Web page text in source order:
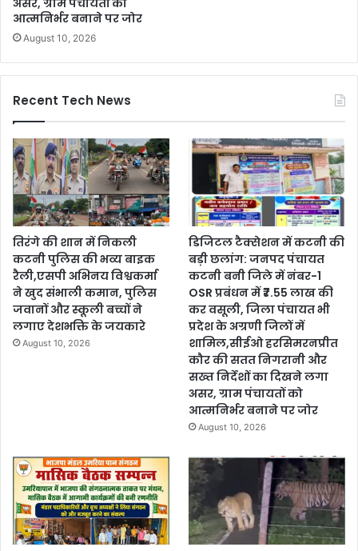
असर, ग्राम पंचायतों को
आत्मनिर्भर बनाने पर जोर
August 10, 2026
Recent Tech News
तिरंगे की शान में निकली
कटनी पुलिस की भव्य बाइक
रैली,एसपी अभिनय विश्वकर्मा
ने खुद संभाली कमान, पुलिस
जवानों और स्कूली बच्चों ने
लगाए देशभक्ति के जयकारे
August 10, 2026
डिजिटल टैक्सेशन में कटनी की
बड़ी छलांग: जनपद पंचायत
कटनी बनी जिले में नंबर-1
OSR प्रबंधन में ₹7.55 लाख की
कर वसूली, जिला पंचायत भी
प्रदेश के अग्रणी जिलों में
शामिल,सीईओ हरसिमरनप्रीत
कौर की सतत निगरानी और
सख्त निर्देशों का दिखने लगा
असर, ग्राम पंचायतों को
आत्मनिर्भर बनाने पर जोर
August 10, 2026